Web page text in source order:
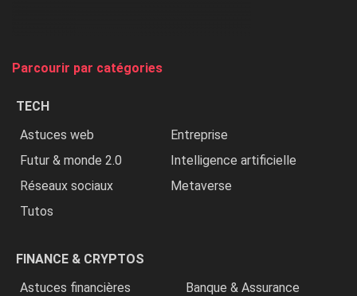
Parcourir par catégories
TECH
Astuces web
Entreprise
Futur & monde 2.0
Intelligence artificielle
Réseaux sociaux
Metaverse
Tutos
FINANCE & CRYPTOS
Astuces financières
Banque & Assurance